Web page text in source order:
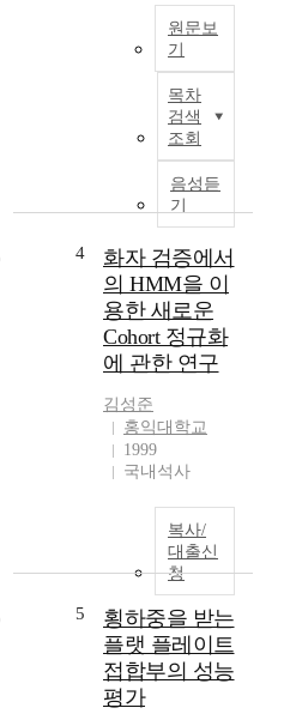
t
b
원문보
기
목차
검색
조회
음성듣
기
4
화자 검증에서
의 HMM을 이
용한 새로운
Cohort 정규화
에 관한 연구
김성준
홍익대학교
1999
국내석사
복사/
대출신
청
5
횡하중을 받는
플랫 플레이트
접합부의 성능
평가